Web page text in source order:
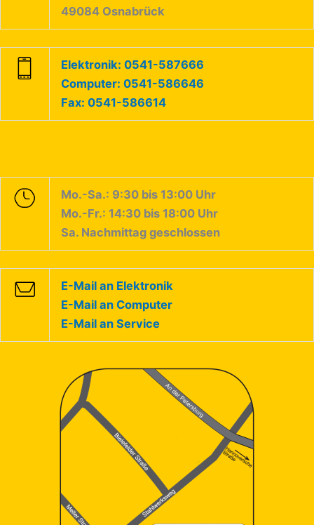
49084 Osnabrück
Elektronik: 0541-587666
Computer: 0541-586646
Fax: 0541-586614
Mo.-Sa.: 9:30 bis 13:00 Uhr
Mo.-Fr.: 14:30 bis 18:00 Uhr
Sa. Nachmittag geschlossen
E-Mail an Elektronik
E-Mail an Computer
E-Mail an Service